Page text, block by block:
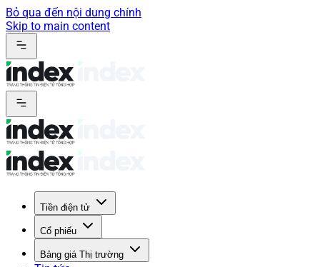
Bỏ qua đến nội dung chính
Skip to main content
Tiền điện tử
Cổ phiếu
Bảng giá Thị trường